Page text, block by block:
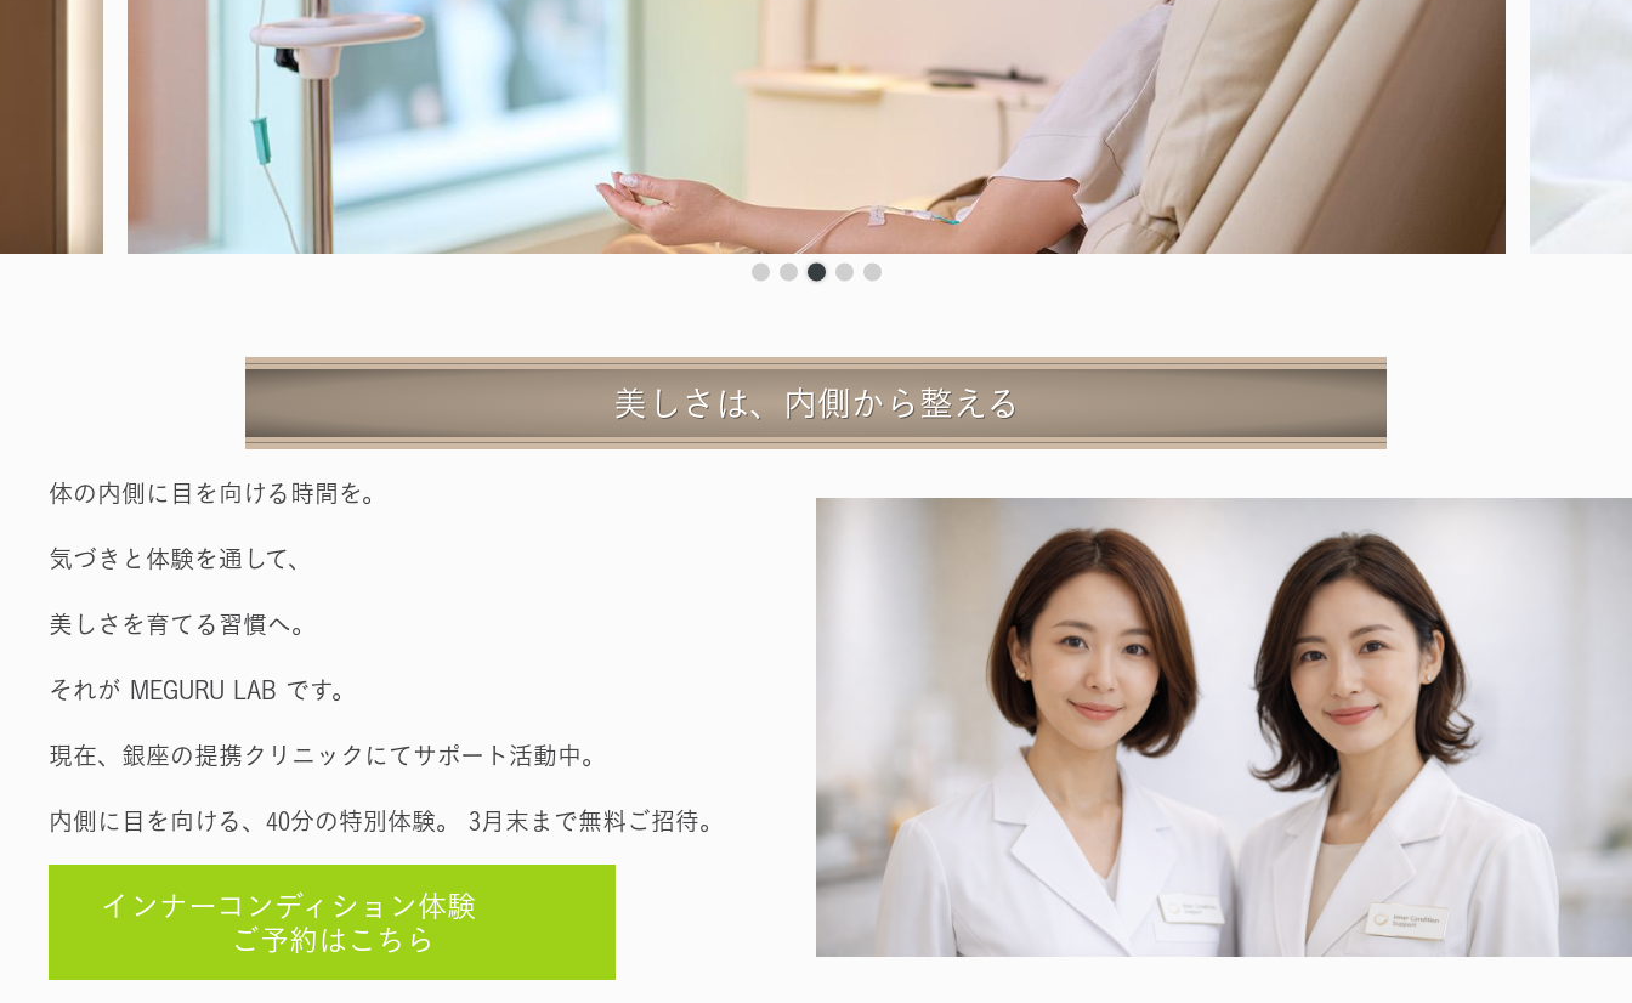
美しさは、内側から整える
体の内側に目を向ける時間を。
気づきと体験を通して、
美しさを育てる習慣へ。
それが MEGURU LAB です。
現在、銀座の提携クリニックにてサポート活動中。
内側に目を向ける、40分の特別体験。 3月末まで無料ご招待。
インナーコンディション体験
ご予約はこちら